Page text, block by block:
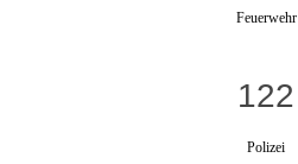
Feuerwehr
122
Polizei